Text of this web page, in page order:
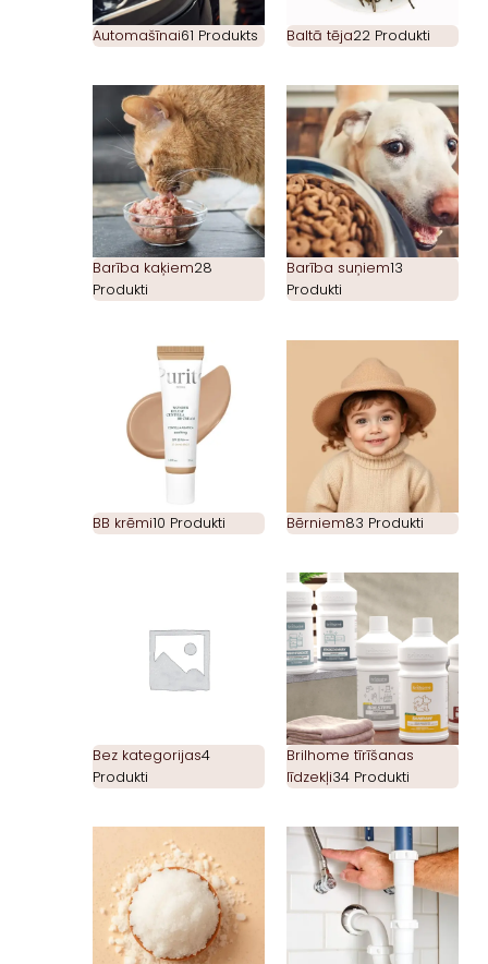
Automašīnai61 Produkts Baltā tēja22 Produkti
Barība kaķiem28
Produkti
Barība suņiem13
Produkti
BB krēmi10 Produkti Bērniem83 Produkti
Bez kategorijas4
Produkti
Brilhome tīrīšanas
līdzekļi34 Produkti